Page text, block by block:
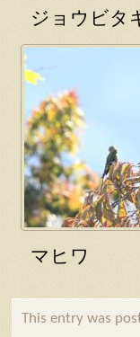
ジョウビタ
マヒワ
This entry was